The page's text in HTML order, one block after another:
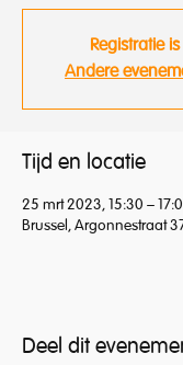
Registratie
Andere
Tijd en locatie
25 mrt 2023, 15:30 –
Brussel, Argonnestraat
Deel dit